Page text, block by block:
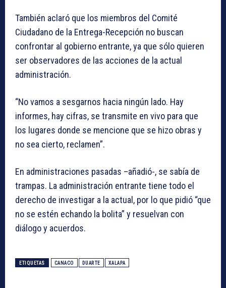
También aclaró que los miembros del Comité
Ciudadano de la Entrega-Recepción no buscan
confrontar al gobierno entrante, ya que sólo quieren
ser observadores de las acciones de la actual
administración.
“No vamos a sesgarnos hacia ningún lado. Hay
informes, hay cifras, se transmite en vivo para que
los lugares donde se mencione que se hizo obras y
no sea cierto, reclamen”.
En administraciones pasadas –añadió-, se sabía de
trampas. La administración entrante tiene todo el
derecho de investigar a la actual, por lo que pidió “que
no se estén echando la bolita” y resuelvan con
diálogo y acuerdos.
ETIQUETAS CANACO DUARTE XALAPA